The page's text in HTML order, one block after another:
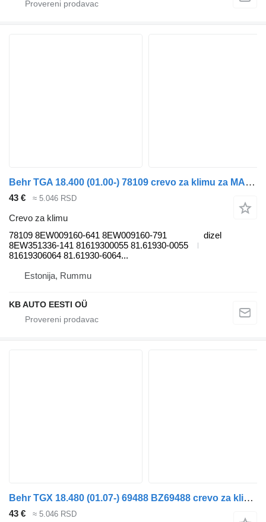
Behr TGA 18.400 (01.00-) 78109 crevo za klimu za MAN 4-series, TGA (1993-2009) kamiona
43 € ≈ 5.046 RSD
Crevo za klimu
78109 8EW009160-641 8EW009160-791
8EW351336-141 81619300055 81.61930-0055
81619306064 81.61930-6064...
dizel
Estonija, Rummu
KB AUTO EESTI OÜ
Behr TGX 18.480 (01.07-) 69488 BZ69488 crevo za klimu za MAN TGL, TGM, TGS, TGX (2005-2021) kamiona
43 € ≈ 5.046 RSD